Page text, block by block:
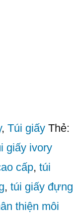
, Túi giấy Thẻ:
giấy ivory
cấp, túi
, túi giấy đựng
thiện môi